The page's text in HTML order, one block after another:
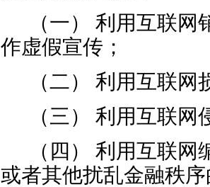
（一） 利用互联
作虚假宣传；
（二） 利用互联
（三） 利用互联
（四） 利用互联
或者其他扰乱金融秩